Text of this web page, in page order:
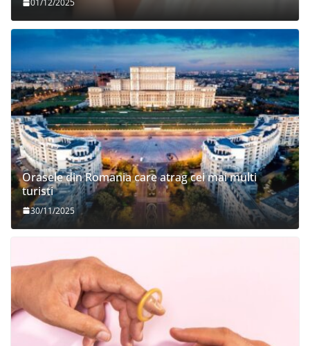
01/12/2025
Orasele din Romania care atrag cei mai multi
turisti
30/11/2025